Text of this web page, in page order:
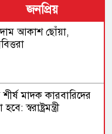
জনপ্রিয়
দাম আকাশ ছোঁয়া,
শীর্ষ মাদক কারবারিদের
স্বরাষ্ট্রমন্ত্রী